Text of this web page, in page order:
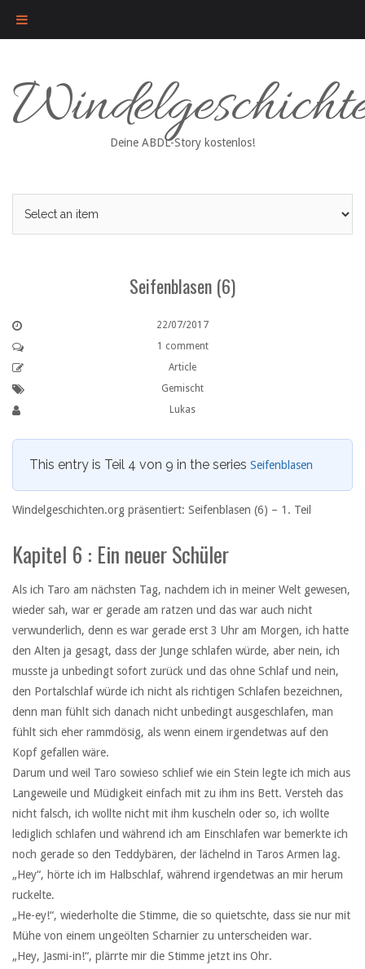
content
Deine ABDL-Story kostenlos!
Seifenblasen (6)
22/07/2017
1 comment
Article
Gemischt
Lukas
This entry is Teil 4 von 9 in the series Seifenblasen
Windelgeschichten.org präsentiert: Seifenblasen (6) – 1. Teil
Kapitel 6 : Ein neuer Schüler
Als ich Taro am nächsten Tag, nachdem ich in meiner Welt gewesen,
wieder sah, war er gerade am ratzen und das war auch nicht
verwunderlich, denn es war gerade erst 3 Uhr am Morgen, ich hatte
den Alten ja gesagt, dass der Junge schlafen würde, aber nein, ich
musste ja unbedingt sofort zurück und das ohne Schlaf und nein,
den Portalschlaf würde ich nicht als richtigen Schlafen bezeichnen,
denn man fühlt sich danach nicht unbedingt ausgeschlafen, man
fühlt sich eher rammdösig, als wenn einem irgendetwas auf den
Kopf gefallen wäre.
Darum und weil Taro sowieso schlief wie ein Stein legte ich mich aus
Langeweile und Müdigkeit einfach mit zu ihm ins Bett. Versteh das
nicht falsch, ich wollte nicht mit ihm kuscheln oder so, ich wollte
lediglich schlafen und während ich am Einschlafen war bemerkte ich
noch gerade so den Teddybären, der lächelnd in Taros Armen lag.
„Hey“, hörte ich im Halbschlaf, während irgendetwas an mir herum
ruckelte.
„He-ey!“, wiederholte die Stimme, die so quietschte, dass sie nur mit
Mühe von einem ungeölten Scharnier zu unterscheiden war.
„Hey, Jasmi-in!“, plärrte mir die Stimme jetzt ins Ohr.